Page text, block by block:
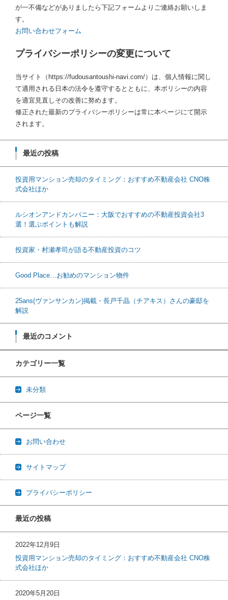
が一不備などがありましたら下記フォームよりご連絡お願いしま
す。
お問い合わせフォーム
プライバシーポリシーの変更について
当サイト（https://fudousantoushi-navi.com/）は、個人情報に関し
て適用される日本の法令を遵守するとともに、本ポリシーの内容
を適宜見直しその改善に努めます。
修正された最新のプライバシーポリシーは常に本ページにて開示
されます。
最近の投稿
投資用マンション売却のタイミング：おすすめ不動産会社 CNO株
式会社ほか
ルシオンアンドカンパニー：大阪でおすすめの不動産投資会社3
選！選ぶポイントも解説
投資家・村瀬孝司が語る不動産投資のコツ
Good Place…お勧めのマンション物件
25ans(ヴァンサンカン)掲載・長戸千晶（チアキス）さんの豪邸を
解説
最近のコメント
カテゴリー一覧
未分類
ページ一覧
お問い合わせ
サイトマップ
プライバシーポリシー
最近の投稿
2022年12月9日
投資用マンション売却のタイミング：おすすめ不動産会社 CNO株
式会社ほか
2020年5月20日